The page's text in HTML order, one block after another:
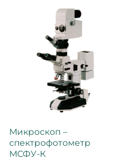
Микроскоп –
спектрофотометр
МСФУ-К